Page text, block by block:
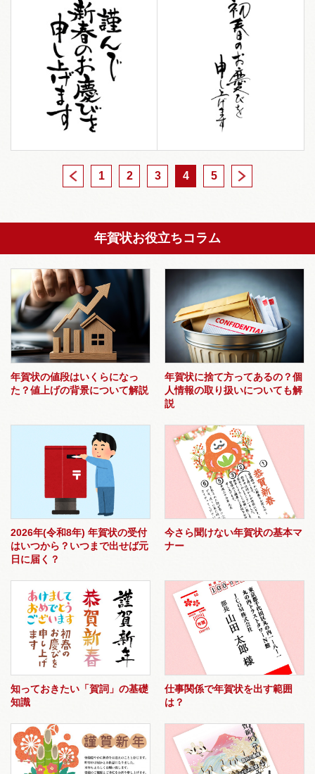
<
1 2 3 4 5
年賀状お役立ちコラム
年賀状の値段はいくらになっ
た？値上げの背景について解説
年賀状に捨て方ってあるの？個
人情報の取り扱いについても解
説
2026年(令和8年) 年賀状の受付
はいつから？いつまで出せば元
日に届く？
今さら聞けない年賀状の基本マ
ナー
知っておきたい「賀詞」の基礎
知識
仕事関係で年賀状を出す範囲
は？